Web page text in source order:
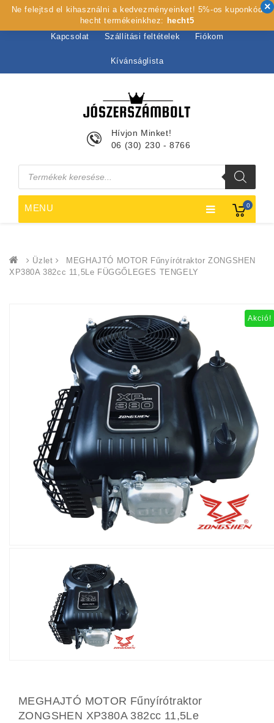
Kezdőlap Rólunk Webshop Szolgáltatások
Kapcsolat Szállítási feltételek Fiókom
Kívánságlista
0
Hívjon Minket!
06 (30) 230 - 8766
Products
search
MENU
Üzlet
MEGHAJTÓ MOTOR Fűnyírótraktor ZONGSHEN
XP380A 382cc 11,5Le FÜGGŐLEGES TENGELY
Akció!
MEGHAJTÓ MOTOR Fűnyírótraktor
ZONGSHEN XP380A 382cc 11,5Le
Ne felejtsd el kihasználni a kedvezményeinket! 5%-os kuponkód
hecht termékeinkhez: hecht5